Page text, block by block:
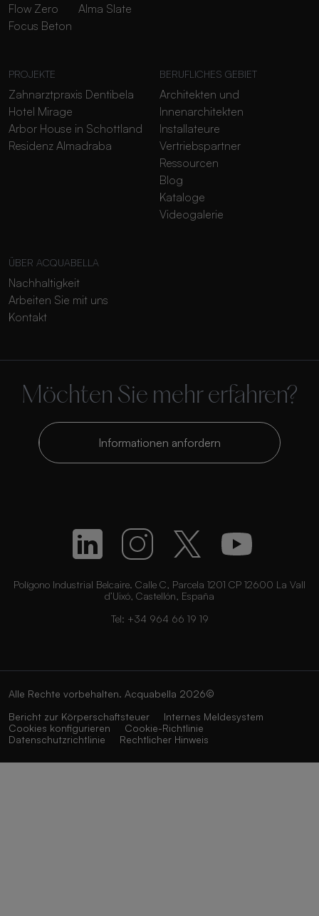
Flow Zero
Focus Beton
Alma Slate
PROJEKTE
Zahnarztpraxis Dentibela
Hotel Mirage
Arbor House in Schottland
Residenz Almadraba
BERUFLICHES GEBIET
Architekten und
Innenarchitekten
Installateure
Vertriebspartner
Ressourcen
Blog
Kataloge
Videogalerie
ÜBER ACQUABELLA
Nachhaltigkeit
Arbeiten Sie mit uns
Kontakt
Möchten Sie mehr erfahren?
Informationen anfordern
Polígono Industrial Belcaire. Calle C, Parcela 1201 CP 12600 La Vall
d’Uixó, Castellón, España
Tel: +34 964 66 19 19
Alle Rechte vorbehalten. Acquabella 2026©
Bericht zur Körperschaftsteuer
Internes Meldesystem
Cookies konfigurieren
Cookie-Richtlinie
Datenschutzrichtlinie
Rechtlicher Hinweis